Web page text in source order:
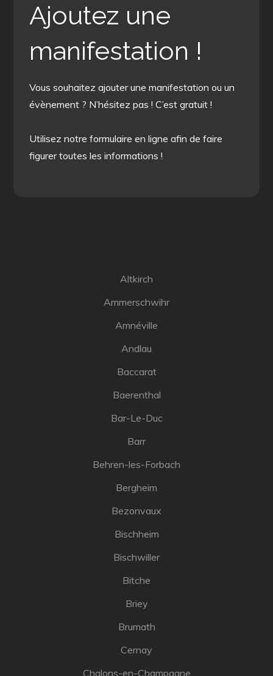
Ajoutez une
manifestation !
Vous souhaitez ajouter une manifestation ou un
évènement ? N’hésitez pas ! C’est gratuit !
Utilisez notre formulaire en ligne afin de faire
figurer toutes les informations !
Altkirch
Ammerschwihr
Amnéville
Andlau
Baccarat
Baerenthal
Bar-Le-Duc
Barr
Behren-les-Forbach
Bergheim
Bezonvaux
Bischheim
Bischwiller
Bitche
Briey
Brumath
Cernay
Chalons-en-Champagne